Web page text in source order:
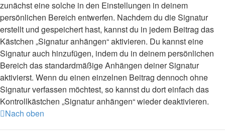
zunächst eine solche in den Einstellungen in deinem
persönlichen Bereich entwerfen. Nachdem du die Signatur
erstellt und gespeichert hast, kannst du in jedem Beitrag das
Kästchen „Signatur anhängen“ aktivieren. Du kannst eine
Signatur auch hinzufügen, indem du in deinem persönlichen
Bereich das standardmäßige Anhängen deiner Signatur
aktivierst. Wenn du einen einzelnen Beitrag dennoch ohne
Signatur verfassen möchtest, so kannst du dort einfach das
Kontrollkästchen „Signatur anhängen“ wieder deaktivieren.
Nach oben